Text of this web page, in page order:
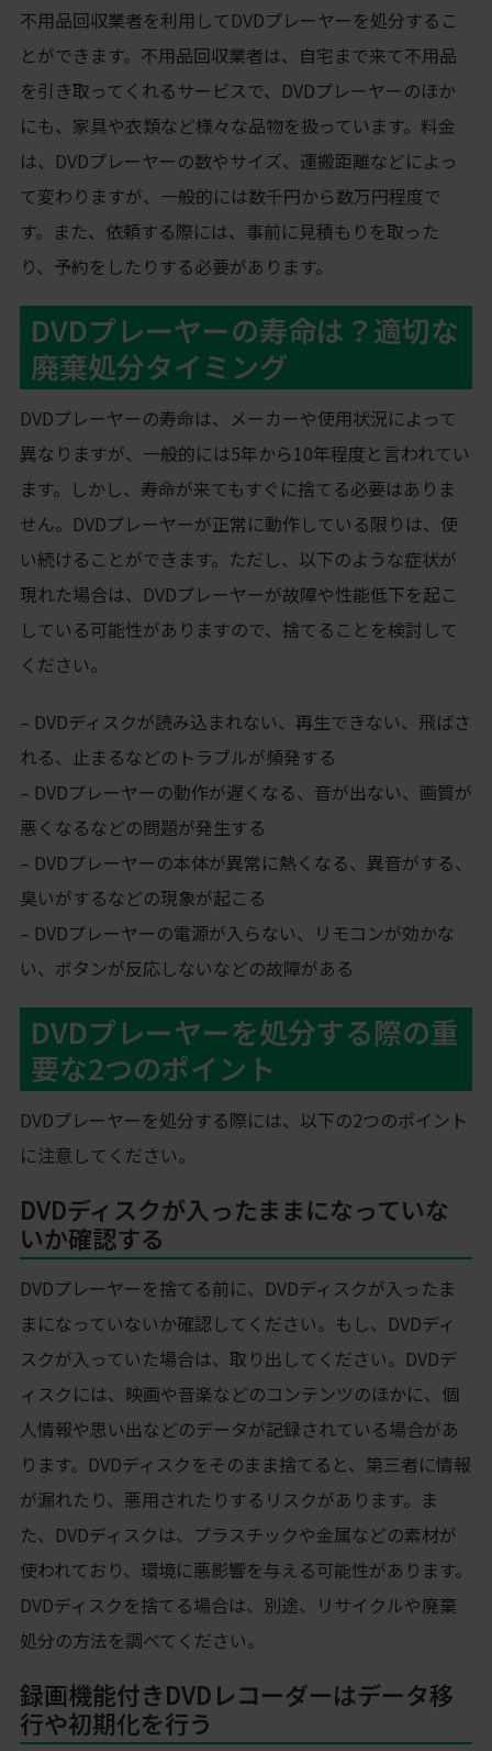
不用品回収業者を利用してDVDプレーヤーを処分するこ
とができます。不用品回収業者は、自宅まで来て不用品
を引き取ってくれるサービスで、DVDプレーヤーのほか
にも、家具や衣類など様々な品物を扱っています。料金
は、DVDプレーヤーの数やサイズ、運搬距離などによっ
て変わりますが、一般的には数千円から数万円程度で
す。また、依頼する際には、事前に見積もりを取った
り、予約をしたりする必要があります。
DVDプレーヤーの寿命は？適切な
廃棄処分タイミング
DVDプレーヤーの寿命は、メーカーや使用状況によって
異なりますが、一般的には5年から10年程度と言われてい
ます。しかし、寿命が来てもすぐに捨てる必要はありま
せん。DVDプレーヤーが正常に動作している限りは、使
い続けることができます。ただし、以下のような症状が
現れた場合は、DVDプレーヤーが故障や性能低下を起こ
している可能性がありますので、捨てることを検討して
ください。
– DVDディスクが読み込まれない、再生できない、飛ばさ
れる、止まるなどのトラブルが頻発する
– DVDプレーヤーの動作が遅くなる、音が出ない、画質が
悪くなるなどの問題が発生する
– DVDプレーヤーの本体が異常に熱くなる、異音がする、
臭いがするなどの現象が起こる
– DVDプレーヤーの電源が入らない、リモコンが効かな
い、ボタンが反応しないなどの故障がある
DVDプレーヤーを処分する際の重
要な2つのポイント
DVDプレーヤーを処分する際には、以下の2つのポイント
に注意してください。
DVDディスクが入ったままになっていな
いか確認する
DVDプレーヤーを捨てる前に、DVDディスクが入ったま
まになっていないか確認してください。もし、DVDディ
スクが入っていた場合は、取り出してください。DVDデ
ィスクには、映画や音楽などのコンテンツのほかに、個
人情報や思い出などのデータが記録されている場合があ
ります。DVDディスクをそのまま捨てると、第三者に情報
が漏れたり、悪用されたりするリスクがあります。ま
た、DVDディスクは、プラスチックや金属などの素材が
使われており、環境に悪影響を与える可能性があります。
DVDディスクを捨てる場合は、別途、リサイクルや廃棄
処分の方法を調べてください。
録画機能付きDVDレコーダーはデータ移
行や初期化を行う